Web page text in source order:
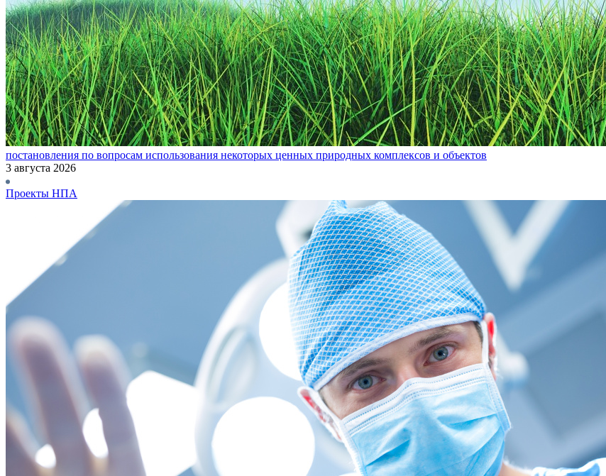
постановления по вопросам использования некоторых ценных природных комплексов и объектов
3 августа 2026
Проекты НПА